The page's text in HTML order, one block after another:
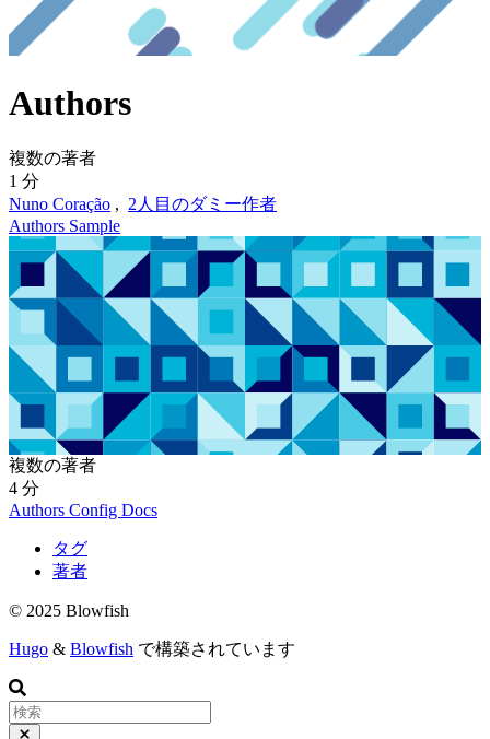
Authors
複数の著者
1 分
Nuno Coração , 2人目のダミー作者
Authors Sample
複数の著者
4 分
Authors Config Docs
タグ
著者
© 2025 Blowfish
Hugo & Blowfish で構築されています